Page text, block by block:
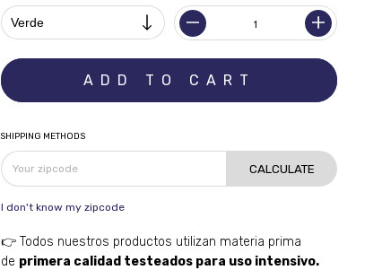
SHIPPING METHODS
CALCULATE
I don't know my zipcode
👉 Todos nuestros productos utilizan materia prima
de primera calidad testeados para uso intensivo.